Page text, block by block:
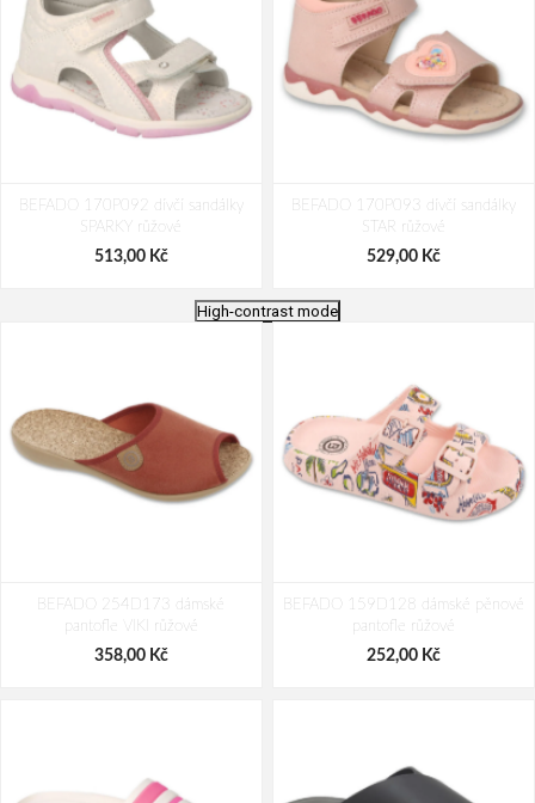
BEFADO 170P092 dívčí sandálky
SPARKY růžové
513,00 Kč
BEFADO 170P093 dívčí sandálky
STAR růžové
529,00 Kč
LOVELY růžové
603,00 Kč
LOVIE růžové
553,00 Kč
High-contrast mode
BEFADO 254D173 dámské
pantofle VIKI růžové
358,00 Kč
BEFADO 159D128 dámské pěnové
pantofle růžové
252,00 Kč